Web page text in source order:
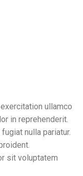
ullamco
in reprehenderit.
nulla pariatur.
sit voluptatem